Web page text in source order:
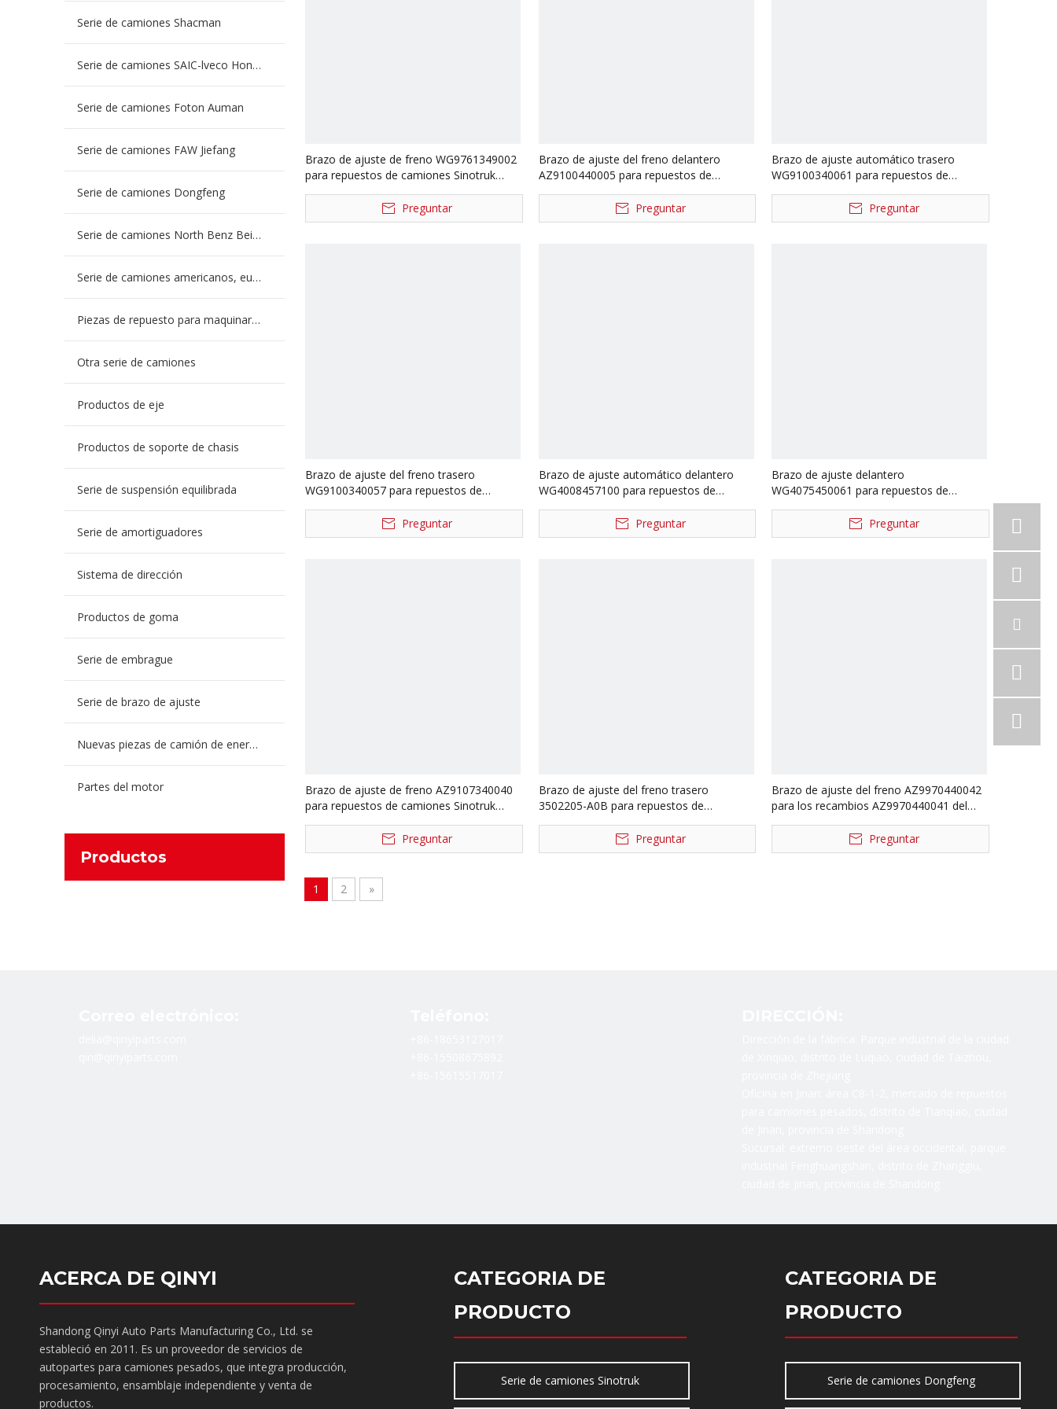
Serie de camiones Shacman
Serie de camiones SAIC-lveco Hongyan
Serie de camiones Foton Auman
Serie de camiones FAW Jiefang
Serie de camiones Dongfeng
Serie de camiones North Benz Beiben
Serie de camiones americanos, europeos y japoneses
Piezas de repuesto para maquinaria de ingeniería de camiones mineros
Otra serie de camiones
Productos de eje
Productos de soporte de chasis
Serie de suspensión equilibrada
Serie de amortiguadores
Sistema de dirección
Productos de goma
Serie de embrague
Serie de brazo de ajuste
Nuevas piezas de camión de energía
Partes del motor
Productos
Brazo de ajuste de freno WG9761349002
para repuestos de camiones Sinotruk
MCY13
Preguntar
Brazo de ajuste del freno delantero
AZ9100440005 para repuestos de
camiones Sinotruk Steyr
Preguntar
Brazo de ajuste automático trasero
WG9100340061 para repuestos de
camiones Sinotruk Steyr WG9100340060
Preguntar
Brazo de ajuste del freno trasero
WG9100340057 para repuestos de
camiones Sinotruk Steyr WG9100340056
Preguntar
Brazo de ajuste automático delantero
WG4008457100 para repuestos de
camiones Sinotruk Howo
Preguntar
Brazo de ajuste delantero
WG4075450061 para repuestos de
camiones Sinotruk Howo
Preguntar
Brazo de ajuste de freno AZ9107340040
para repuestos de camiones Sinotruk
Howo
Preguntar
Brazo de ajuste del freno trasero
3502205-A0B para repuestos de
camiones Sinotruk Howo
Preguntar
Brazo de ajuste del freno AZ9970440042
para los recambios AZ9970440041 del
camión de Sinotruk Howo
Preguntar
1 2 »
ACERCA DE QINYI
Shandong Qinyi Auto Parts Manufacturing Co., Ltd. se
estableció en 2011. Es un proveedor de servicios de
autopartes para camiones pesados, que integra producción,
procesamiento, ensamblaje independiente y venta de
productos.
CATEGORIA DE
PRODUCTO
Serie de camiones Sinotruk
CATEGORIA DE
PRODUCTO
Serie de camiones Dongfeng